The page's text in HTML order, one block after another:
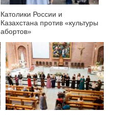
Католики России и
Казахстана против «культуры
абортов»